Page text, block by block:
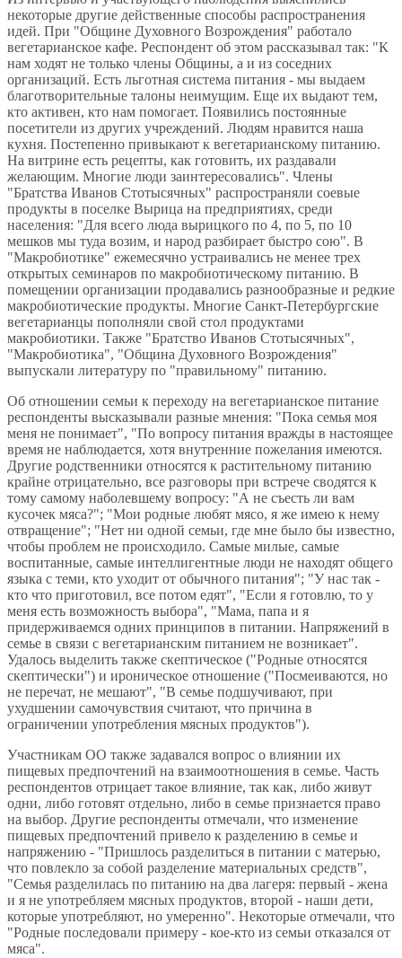
некоторые другие действенные способы распространения
идей. При "Общине Духовного Возрождения" работало
вегетарианское кафе. Респондент об этом рассказывал так: "К
нам ходят не только члены Общины, а и из соседних
организаций. Есть льготная система питания - мы выдаем
благотворительные талоны неимущим. Еще их выдают тем,
кто активен, кто нам помогает. Появились постоянные
посетители из других учреждений. Людям нравится наша
кухня. Постепенно привыкают к вегетарианскому питанию.
На витрине есть рецепты, как готовить, их раздавали
желающим. Многие люди заинтересовались". Члены
"Братства Иванов Стотысячных" распространяли соевые
продукты в поселке Вырица на предприятиях, среди
населения: "Для всего люда вырицкого по 4, по 5, по 10
мешков мы туда возим, и народ разбирает быстро сою". В
"Макробиотике" ежемесячно устраивались не менее трех
открытых семинаров по макробиотическому питанию. В
помещении организации продавались разнообразные и редкие
макробиотические продукты. Многие Санкт-Петербургские
вегетарианцы пополняли свой стол продуктами
макробиотики. Также "Братство Иванов Стотысячных",
"Макробиотика", "Община Духовного Возрождения"
выпускали литературу по "правильному" питанию.
Об отношении семьи к переходу на вегетарианское питание
респонденты высказывали разные мнения: "Пока семья моя
меня не понимает", "По вопросу питания вражды в настоящее
время не наблюдается, хотя внутренние пожелания имеются.
Другие родственники относятся к растительному питанию
крайне отрицательно, все разговоры при встрече сводятся к
тому самому наболевшему вопросу: "А не съесть ли вам
кусочек мяса?"; "Мои родные любят мясо, я же имею к нему
отвращение"; "Нет ни одной семьи, где мне было бы известно,
чтобы проблем не происходило. Самые милые, самые
воспитанные, самые интеллигентные люди не находят общего
языка с теми, кто уходит от обычного питания"; "У нас так -
кто что приготовил, все потом едят", "Если я готовлю, то у
меня есть возможность выбора", "Мама, папа и я
придерживаемся одних принципов в питании. Напряжений в
семье в связи с вегетарианским питанием не возникает".
Удалось выделить также скептическое ("Родные относятся
скептически") и ироническое отношение ("Посмеиваются, но
не перечат, не мешают", "В семье подшучивают, при
ухудшении самочувствия считают, что причина в
ограничении употребления мясных продуктов").
Участникам ОО также задавался вопрос о влиянии их
пищевых предпочтений на взаимоотношения в семье. Часть
респондентов отрицает такое влияние, так как, либо живут
одни, либо готовят отдельно, либо в семье признается право
на выбор. Другие респонденты отмечали, что изменение
пищевых предпочтений привело к разделению в семье и
напряжению - "Пришлось разделиться в питании с матерью,
что повлекло за собой разделение материальных средств",
"Семья разделилась по питанию на два лагеря: первый - жена
и я не употребляем мясных продуктов, второй - наши дети,
которые употребляют, но умеренно". Некоторые отмечали, что
"Родные последовали примеру - кое-кто из семьи отказался от
мяса".